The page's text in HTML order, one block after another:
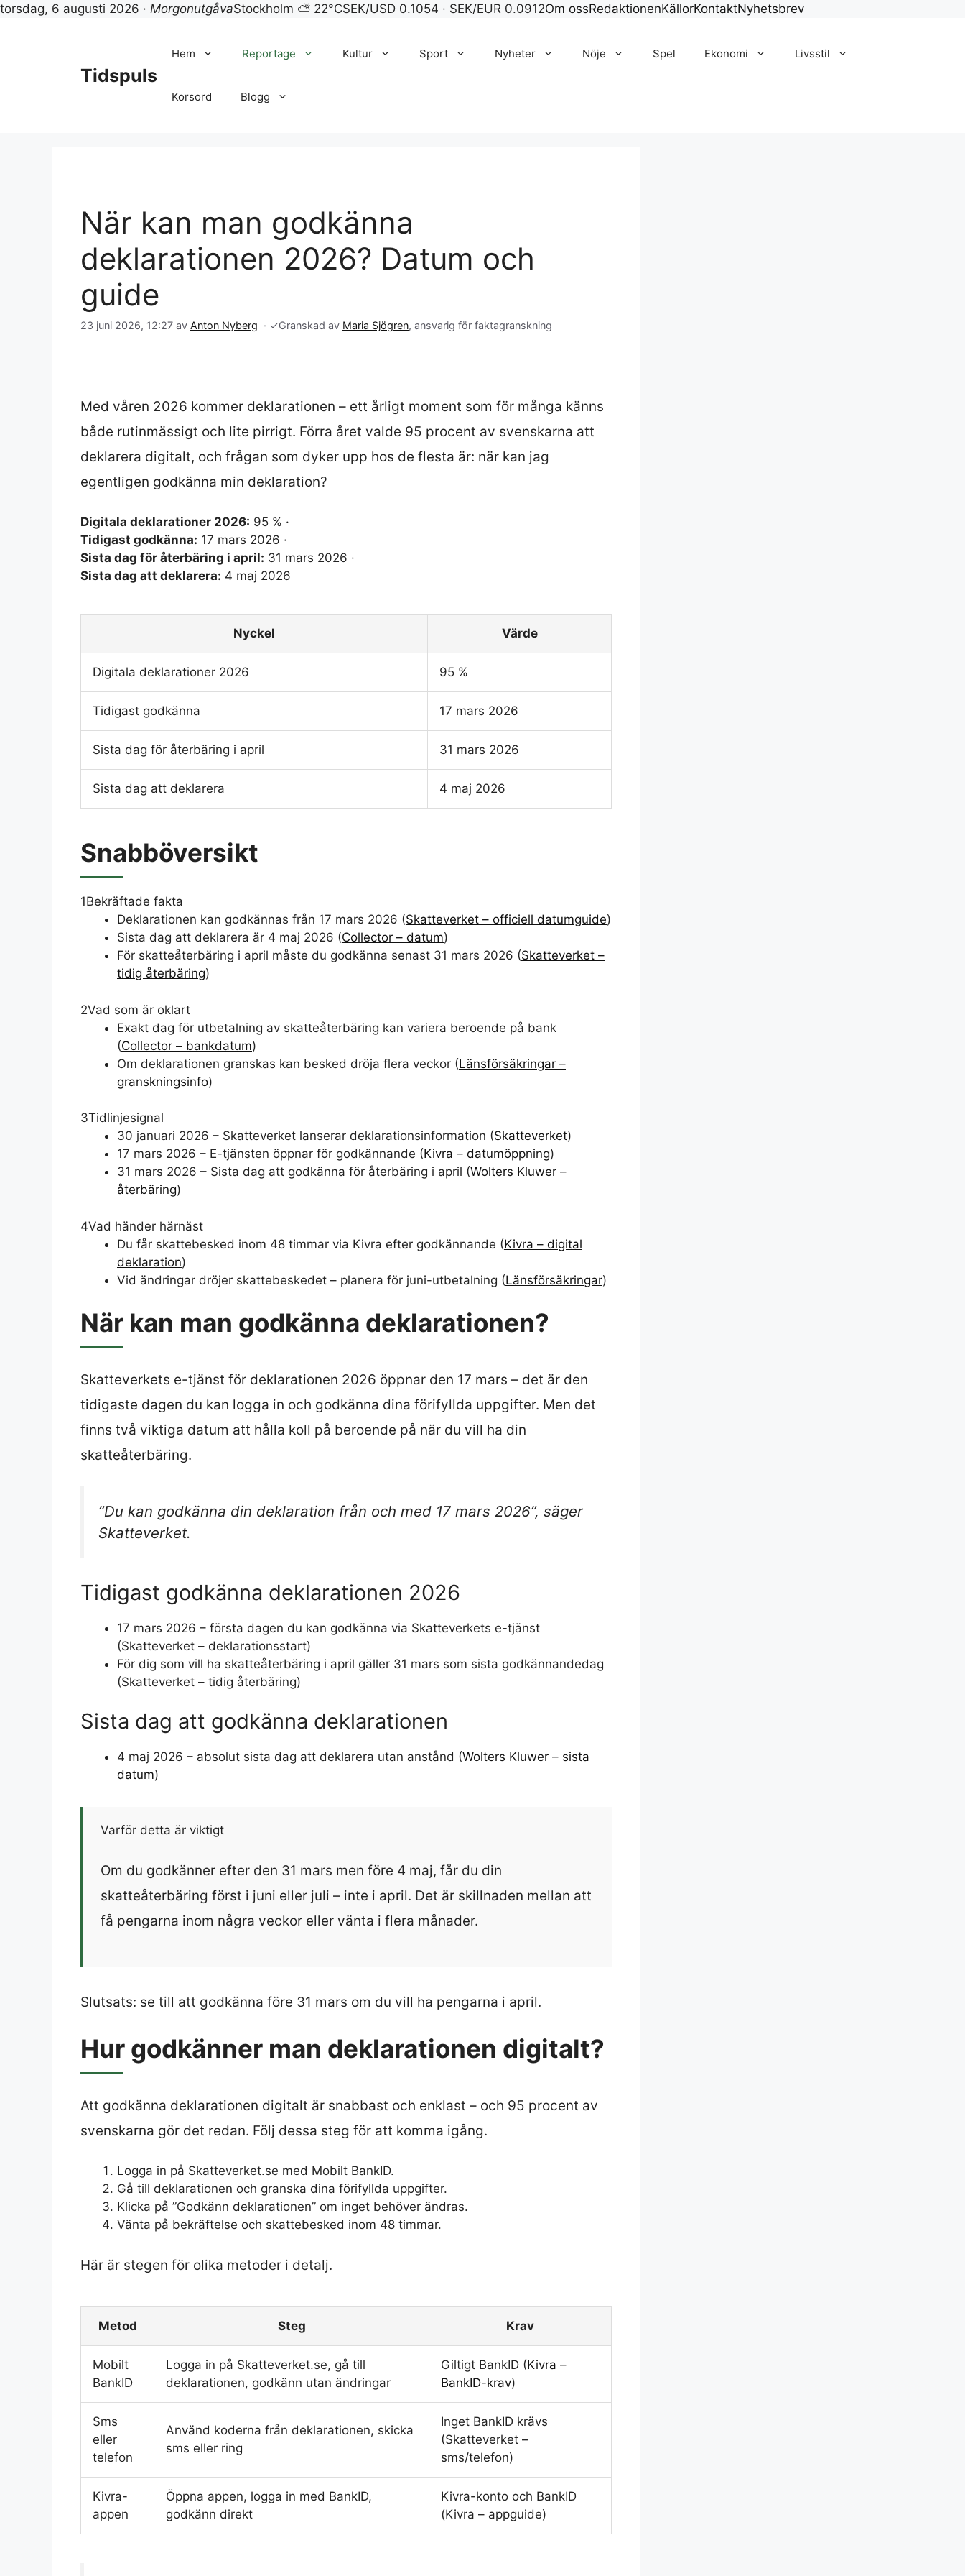
torsdag, 6 augusti 2026 · MorgonutgåvaStockholm ⛅ 22°CSEK/USD 0.1054 · SEK/EUR 0.0912Om ossRedaktionenKällorKontaktNyhetsbrev
Tidspuls
Hem Reportage Kultur Sport Nyheter Nöje Spel Ekonomi Livsstil
Korsord Blogg
När kan man godkänna
deklarationen 2026? Datum och
guide
23 juni 2026, 12:27 av Anton Nyberg · ✓Granskad av Maria Sjögren, ansvarig för faktagranskning
Med våren 2026 kommer deklarationen – ett årligt moment som för många känns
både rutinmässigt och lite pirrigt. Förra året valde 95 procent av svenskarna att
deklarera digitalt, och frågan som dyker upp hos de flesta är: när kan jag
egentligen godkänna min deklaration?
Digitala deklarationer 2026: 95 % ·
Tidigast godkänna: 17 mars 2026 ·
Sista dag för återbäring i april: 31 mars 2026 ·
Sista dag att deklarera: 4 maj 2026
Nyckel Värde
Digitala deklarationer 2026 95 %
Tidigast godkänna 17 mars 2026
Sista dag för återbäring i april 31 mars 2026
Sista dag att deklarera 4 maj 2026
Snabböversikt
1Bekräftade fakta
Deklarationen kan godkännas från 17 mars 2026 (Skatteverket – officiell datumguide)
Sista dag att deklarera är 4 maj 2026 (Collector – datum)
För skatteåterbäring i april måste du godkänna senast 31 mars 2026 (Skatteverket –
tidig återbäring)
2Vad som är oklart
Exakt dag för utbetalning av skatteåterbäring kan variera beroende på bank
(Collector – bankdatum)
Om deklarationen granskas kan besked dröja flera veckor (Länsförsäkringar –
granskningsinfo)
3Tidlinjesignal
30 januari 2026 – Skatteverket lanserar deklarationsinformation (Skatteverket)
17 mars 2026 – E-tjänsten öppnar för godkännande (Kivra – datumöppning)
31 mars 2026 – Sista dag att godkänna för återbäring i april (Wolters Kluwer –
återbäring)
4Vad händer härnäst
Du får skattebesked inom 48 timmar via Kivra efter godkännande (Kivra – digital
deklaration)
Vid ändringar dröjer skattebeskedet – planera för juni-utbetalning (Länsförsäkringar)
När kan man godkänna deklarationen?
Skatteverkets e-tjänst för deklarationen 2026 öppnar den 17 mars – det är den
tidigaste dagen du kan logga in och godkänna dina förifyllda uppgifter. Men det
finns två viktiga datum att hålla koll på beroende på när du vill ha din
skatteåterbäring.
”Du kan godkänna din deklaration från och med 17 mars 2026”, säger
Skatteverket.
Tidigast godkänna deklarationen 2026
17 mars 2026 – första dagen du kan godkänna via Skatteverkets e-tjänst
(Skatteverket – deklarationsstart)
För dig som vill ha skatteåterbäring i april gäller 31 mars som sista godkännandedag
(Skatteverket – tidig återbäring)
Sista dag att godkänna deklarationen
4 maj 2026 – absolut sista dag att deklarera utan anstånd (Wolters Kluwer – sista
datum)
Varför detta är viktigt
Om du godkänner efter den 31 mars men före 4 maj, får du din
skatteåterbäring först i juni eller juli – inte i april. Det är skillnaden mellan att
få pengarna inom några veckor eller vänta i flera månader.
Slutsats: se till att godkänna före 31 mars om du vill ha pengarna i april.
Hur godkänner man deklarationen digitalt?
Att godkänna deklarationen digitalt är snabbast och enklast – och 95 procent av
svenskarna gör det redan. Följ dessa steg för att komma igång.
Logga in på Skatteverket.se med Mobilt BankID.
Gå till deklarationen och granska dina förifyllda uppgifter.
Klicka på ”Godkänn deklarationen” om inget behöver ändras.
Vänta på bekräftelse och skattebesked inom 48 timmar.
Här är stegen för olika metoder i detalj.
Metod Steg Krav
Mobilt
BankID
Logga in på Skatteverket.se, gå till
deklarationen, godkänn utan ändringar
Giltigt BankID (Kivra –
BankID-krav)
Sms
eller
telefon
Använd koderna från deklarationen, skicka
sms eller ring
Inget BankID krävs
(Skatteverket –
sms/telefon)
Kivra-
appen
Öppna appen, logga in med BankID,
godkänn direkt
Kivra-konto och BankID
(Kivra – appguide)